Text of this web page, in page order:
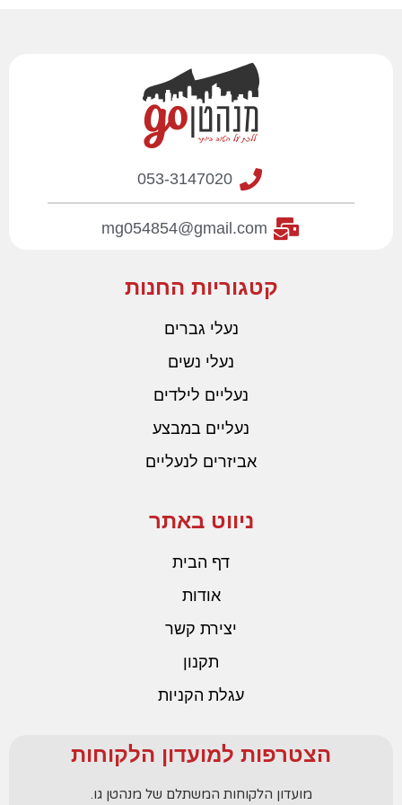
ריפוד לאורך זמן בעקב
053-3147020
mg054854@gmail.com
קטגוריות החנות
נעלי גברים
נעלי נשים
נעליים לילדים
נעליים במבצע
אביזרים לנעליים
ניווט באתר
דף הבית
אודות
יצירת קשר
תקנון
עגלת הקניות
הצטרפות למועדון הלקוחות
מועדון הלקוחות המשתלם של מנהטן גו.